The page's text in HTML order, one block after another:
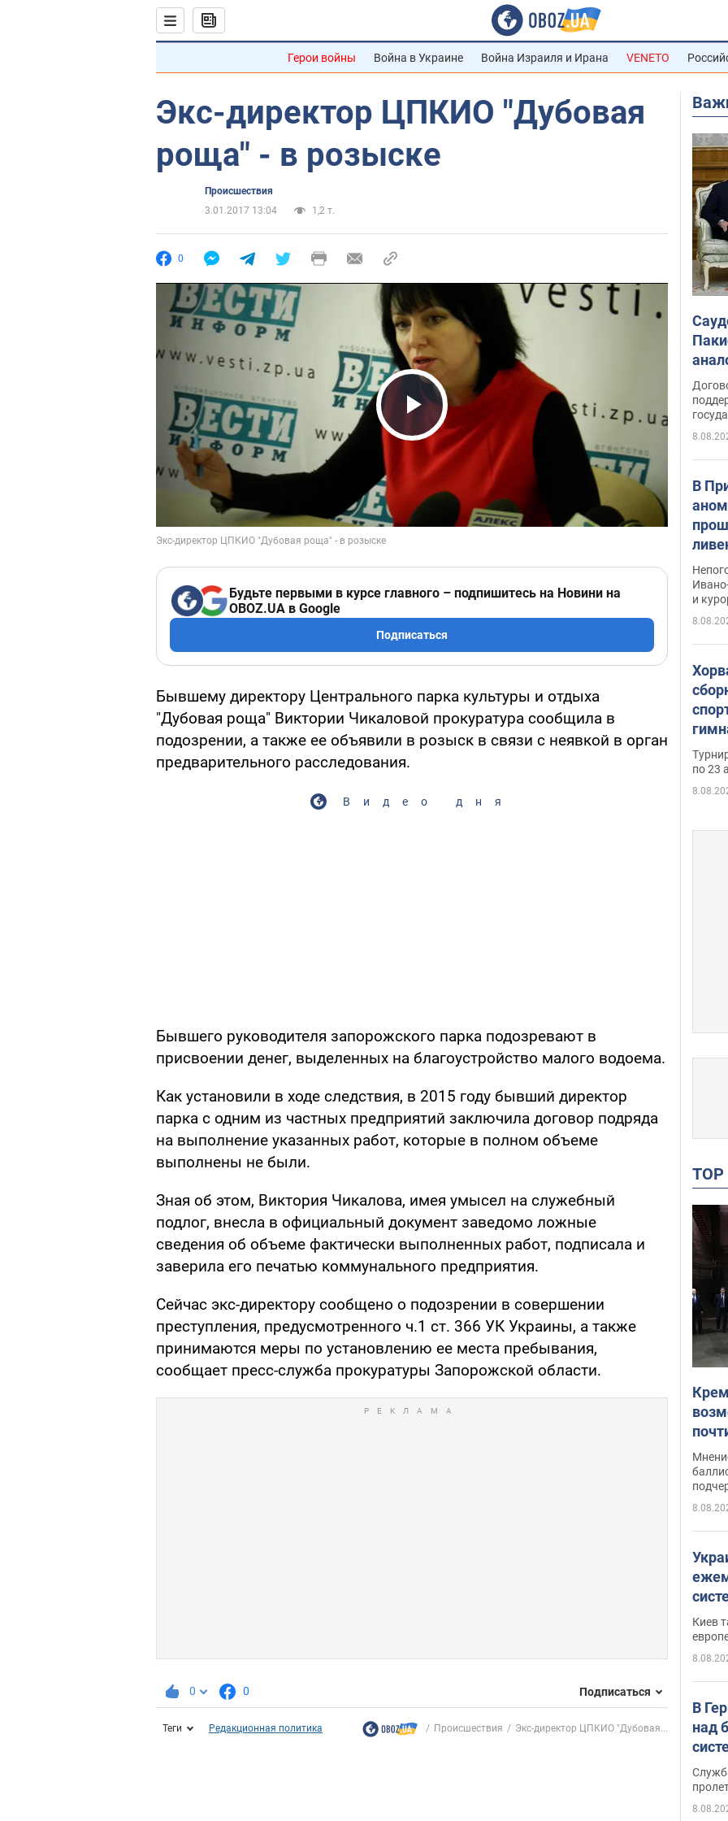
Герои войны Война в Украине Война Израиля и Ирана VENETO
Экс-директор ЦПКИО "Дубовая
роща" - в розыске
Происшествия
3.01.2017 13:04
1,2 т.
0
Play Video
Будьте первыми в курсе главного – подпишитесь на Новини на
OBOZ.UA в Google
Подписаться
Бывшему директору Центрального парка культуры и отдыха
"Дубовая роща" Виктории Чикаловой прокуратура сообщила в
подозрении, а также ее объявили в розыск в связи с неявкой в орган
предварительного расследования.
Видео дня
Бывшего руководителя запорожского парка подозревают в
присвоении денег, выделенных на благоустройство малого водоема.
Как установили в ходе следствия, в 2015 году бывший директор
парка с одним из частных предприятий заключила договор подряда
на выполнение указанных работ, которые в полном объеме
выполнены не были.
Зная об этом, Виктория Чикалова, имея умысел на служебный
подлог, внесла в официальный документ заведомо ложные
сведения об объеме фактически выполненных работ, подписала и
заверила его печатью коммунального предприятия.
Сейчас экс-директору сообщено о подозрении в совершении
преступления, предусмотренного ч.1 ст. 366 УК Украины, а также
принимаются меры по установлению ее места пребывания,
сообщает пресс-служба прокуратуры Запорожской области.
0 0 Подписаться
Теги Редакционная политика Происшествия Экс-директор ЦПКИО "Дубовая...
В
и
на
по 23
Киев
В
над